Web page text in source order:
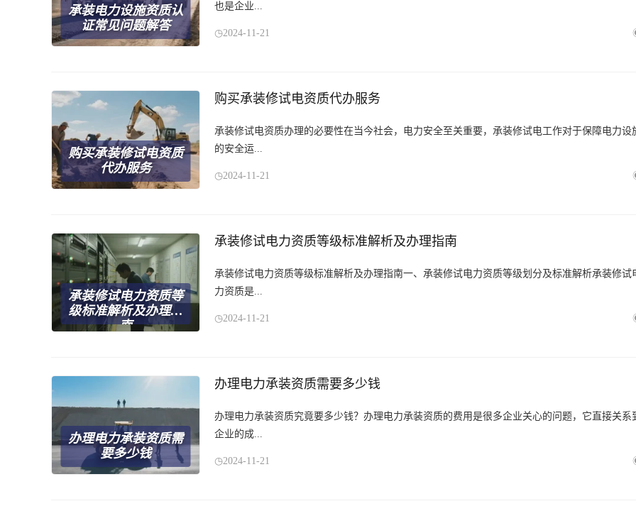
承装电力设施资质认
证常见问题解答
也是企业...
2024-11-21
购买承装修试电资质
代办服务
购买承装修试电资质代办服务
承装修试电资质办理的必要性在当今社会，电力安全至关重要，承装修试电工作对于保障电力设
的安全运...
2024-11-21
承装修试电力资质等
级标准解析及办理指
南
承装修试电力资质等级标准解析及办理指南
承装修试电力资质等级标准解析及办理指南一、承装修试电力资质等级划分及标准解析承装修试
力资质是...
2024-11-21
办理电力承装资质需
要多少钱
办理电力承装资质需要多少钱
办理电力承装资质究竟要多少钱？办理电力承装资质的费用是很多企业关心的问题，它直接关系
企业的成...
2024-11-21